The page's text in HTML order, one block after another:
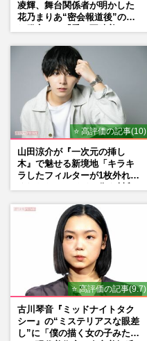
凌輝、舞台関係者が明かした
花乃まりあ“密会報道後”の呆
⭐ 高評価の記事(10)
山田涼介が『一次元の挿し
木』で魅せる新境地「キラキ
ラしたフィルターが1枚外れて
⭐ 高評価の記事(9.7)
古川琴音『ミッドナイトタク
シー』の“ミステリアスな眼差
し”に「僕の描く女の子みた